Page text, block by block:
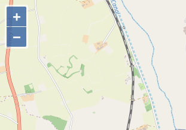
+
−
+
−